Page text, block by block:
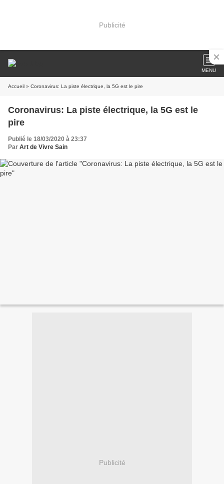
Publicité
MENU
Accueil » Coronavirus: La piste électrique, la 5G est le pire
Coronavirus: La piste électrique, la 5G est le
pire
Publié le 18/03/2020 à 23:37
Par Art de Vivre Sain
Publicité